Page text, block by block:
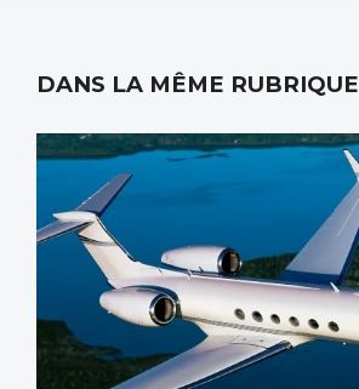
DANS LA MÊME RUBRIQUE